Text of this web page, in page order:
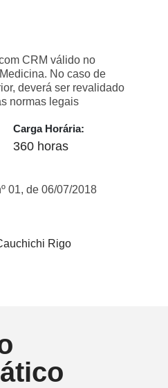
CRM válido no
No caso de
deverá ser revalidado
normas legais
Carga Horária:
360 horas
01, de 06/07/2018
Rigo